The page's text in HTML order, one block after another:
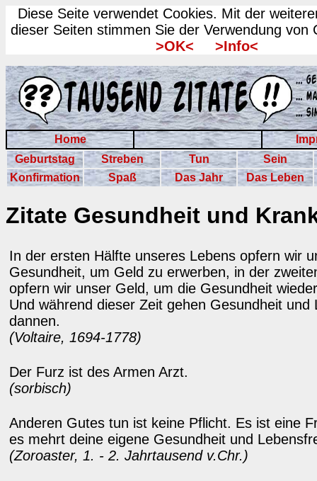
Diese Seite verwendet Cookies. Mit der
dieser Seiten stimmen Sie der Verwendung von
>OK<
>Info<
Home
Geburtstag
Streben Tun
Sein
Konfirmation
Spaß Das Jahr Das Leben
Zitate Gesundheit und
In der ersten Hälfte unseres Lebens opfern wir
Gesundheit, um Geld zu erwerben, in der
opfern wir unser Geld, um die Gesundheit
Und während dieser Zeit gehen Gesundheit und
dannen.
(Voltaire, 1694-1778)
Der Furz ist des Armen Arzt.
(sorbisch)
Anderen Gutes tun ist keine Pflicht. Es ist eine
es mehrt deine eigene Gesundheit und
(Zoroaster, 1. - 2. Jahrtausend v.Chr.)